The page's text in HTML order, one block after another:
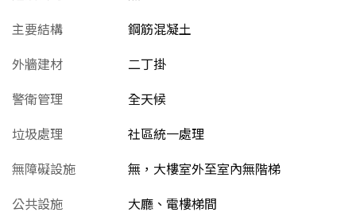
主要結構
鋼筋混凝土
外牆建材
二丁掛
警衛管理
全天候
垃圾處理
社區統一處理
無障礙設施
無，大樓室外至室內無階梯
公共設施
大廳、電樓梯間